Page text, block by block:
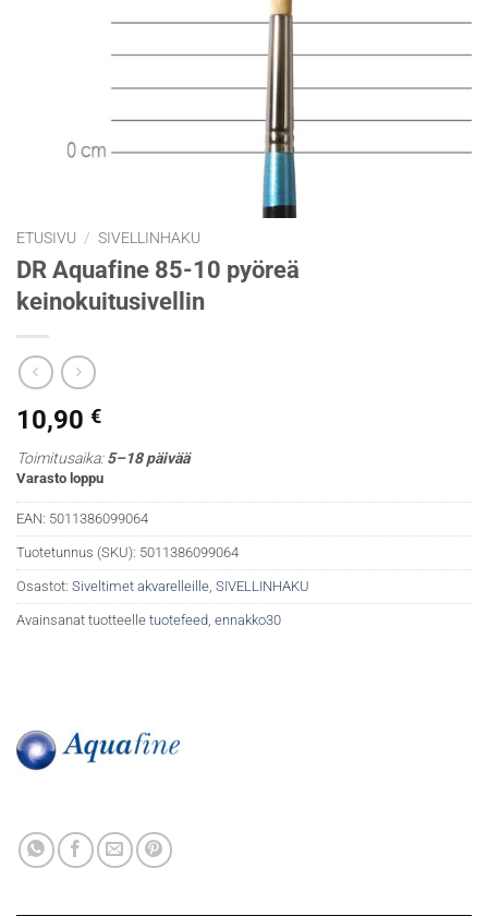
ETUSIVU / SIVELLINHAKU
DR Aquafine 85-10 pyöreä
keinokuitusivellin
10,90 €
Toimitusaika:5–18 päivää
Varasto loppu
EAN: 5011386099064
Tuotetunnus (SKU): 5011386099064
Osastot: Siveltimet akvarelleille, SIVELLINHAKU
Avainsanat tuotteelle tuotefeed, ennakko30